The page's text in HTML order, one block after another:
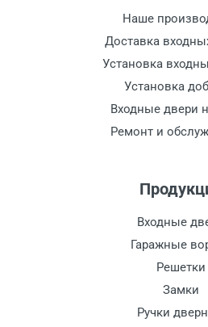
Наше
Доставка
Установка
Установка
Входные двери
Ремонт и
Входные
Гаражные
Решетки
Замки
Ручки